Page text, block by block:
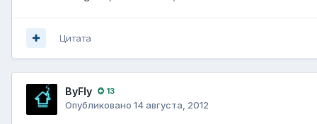
Цитата
ВyFly 13
Опубликовано 14 августа, 2012